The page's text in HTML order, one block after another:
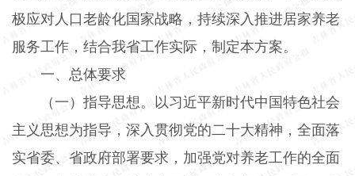
极应对人口老龄化国家战略，持续深入推进居家养老
服务工作，结合我省工作实际，制定本方案。
一、总体要求
（一）指导思想。
以习近平新时代中国特色社会
主义思想为指导，深入贯彻党的二十大精神，全面落
实省委、省政府部署要求，加强党对养老工作的全面